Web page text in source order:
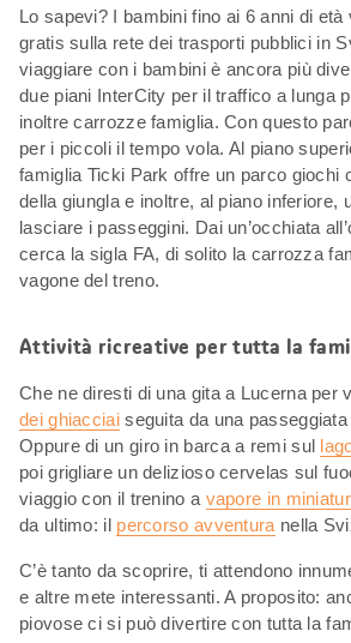
Lo sapevi? I bambini fino ai 6 anni di età
gratis sulla rete dei trasporti pubblici in
viaggiare con i bambini è ancora più
due piani InterCity per il traffico a lunga
inoltre carrozze famiglia. Con questo
per i piccoli il tempo vola. Al piano
famiglia Ticki Park offre un parco giochi
della giungla e inoltre, al piano inferiore,
lasciare i passeggini. Dai un’occhiata
cerca la sigla FA, di solito la carrozza
vagone del treno.
Attività ricreative per tutta la
Che ne diresti di una gita a Lucerna per
dei ghiacciaiseguita da una
Oppure di un giro in barca a remi sul
poi grigliare un delizioso cervelas sul
viaggio con il trenino a vapore in
da ultimo: il percorso avventura nella
C’è tanto da scoprire, ti attendono
e altre mete interessanti. A proposito:
piovose ci si può divertire con tutta la